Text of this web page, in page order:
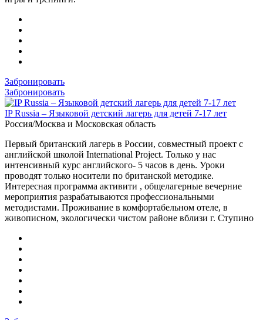
Забронировать
Забронировать
IP Russia – Языковой детский лагерь для детей 7-17 лет
Россия/Москва и Московская область
Первый британский лагерь в России, совместный проект с
английской школой International Project. Только у нас
интенсивный курс английского- 5 часов в день. Уроки
проводят только носители по британской методике.
Интересная программа активити , общелагерные вечерние
мероприятия разрабатываются профессиональными
методистами. Проживание в комфортабельном отеле, в
живописном, экологически чистом районе вблизи г. Ступино